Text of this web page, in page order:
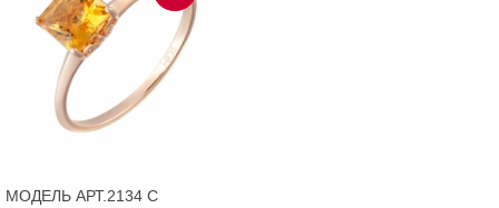
МОДЕЛЬ АРТ.2134 С